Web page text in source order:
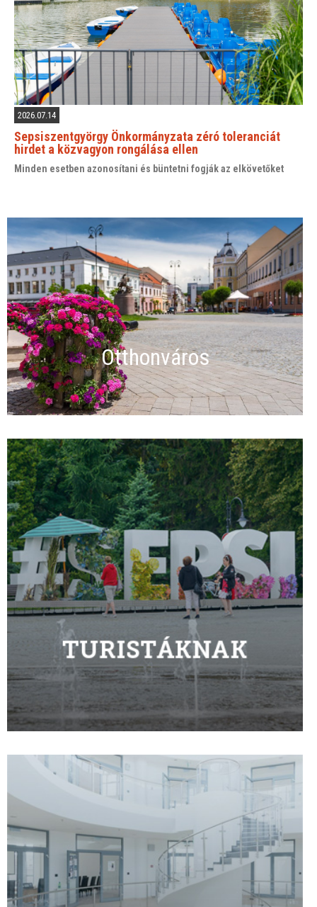
2026.07.14
Sepsiszentgyörgy Önkormányzata zéró toleranciát
hirdet a közvagyon rongálása ellen
Minden esetben azonosítani és büntetni fogják az elkövetőket
Otthonváros